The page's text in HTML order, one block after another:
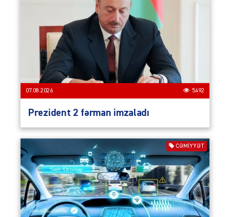
07.08.2026 5492
Prezident 2 fərman imzaladı
CƏMIYYƏT